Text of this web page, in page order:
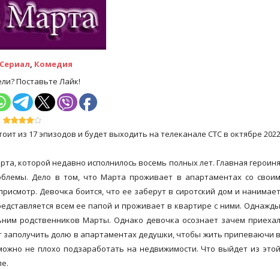
Сериал, Комедия
Поставьте Лайк!
из 17 эпизодов и будет выходить на телеканале СТС в октябре 2022
которой недавно исполнилось восемь полных лет. Главная героиня
Дело в том, что Марта проживает в апартаментах со своим
Девочка боится, что ее заберут в сиротский дом и нанимает
всем ее папой и проживает в квартире с ними. Однажды
родственников Марты. Однако девочка осознает зачем приехал
долю в апартаментах дедушки, чтобы жить припеваючи в
не плохо подзаработать на недвижимости. Что выйдет из этой